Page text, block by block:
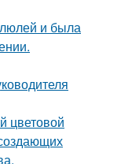
и была
цветовой